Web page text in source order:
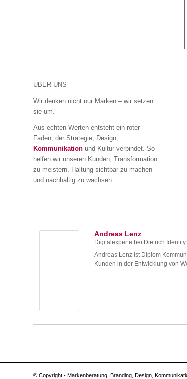
ÜBER UNS
Wir denken nicht nur Marken – wir setzen
sie um.
Aus echten Werten entsteht ein roter
Faden, der Strategie, Design,
Kommunikation und Kultur verbindet. So
helfen wir unseren Kunden, Transformation
zu meistern, Haltung sichtbar zu machen
und nachhaltig zu wachsen.
Andreas Lenz
Digitalexperte bei Dietrich Identity
Andreas Lenz ist Diplom
Kunden in der Entwicklung von
© Copyright - Markenberatung, Branding, Design,